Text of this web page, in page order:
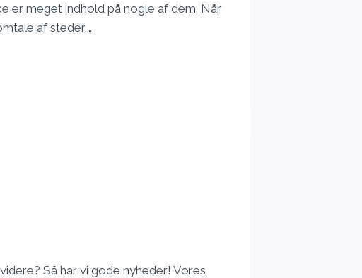
er meget indhold på nogle af dem. Når
af steder,…
Så har vi gode nyheder! Vores